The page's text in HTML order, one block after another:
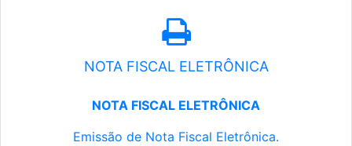
NOTA FISCAL ELETRÔNICA
NOTA FISCAL ELETRÔNICA
Emissão de Nota Fiscal Eletrônica.